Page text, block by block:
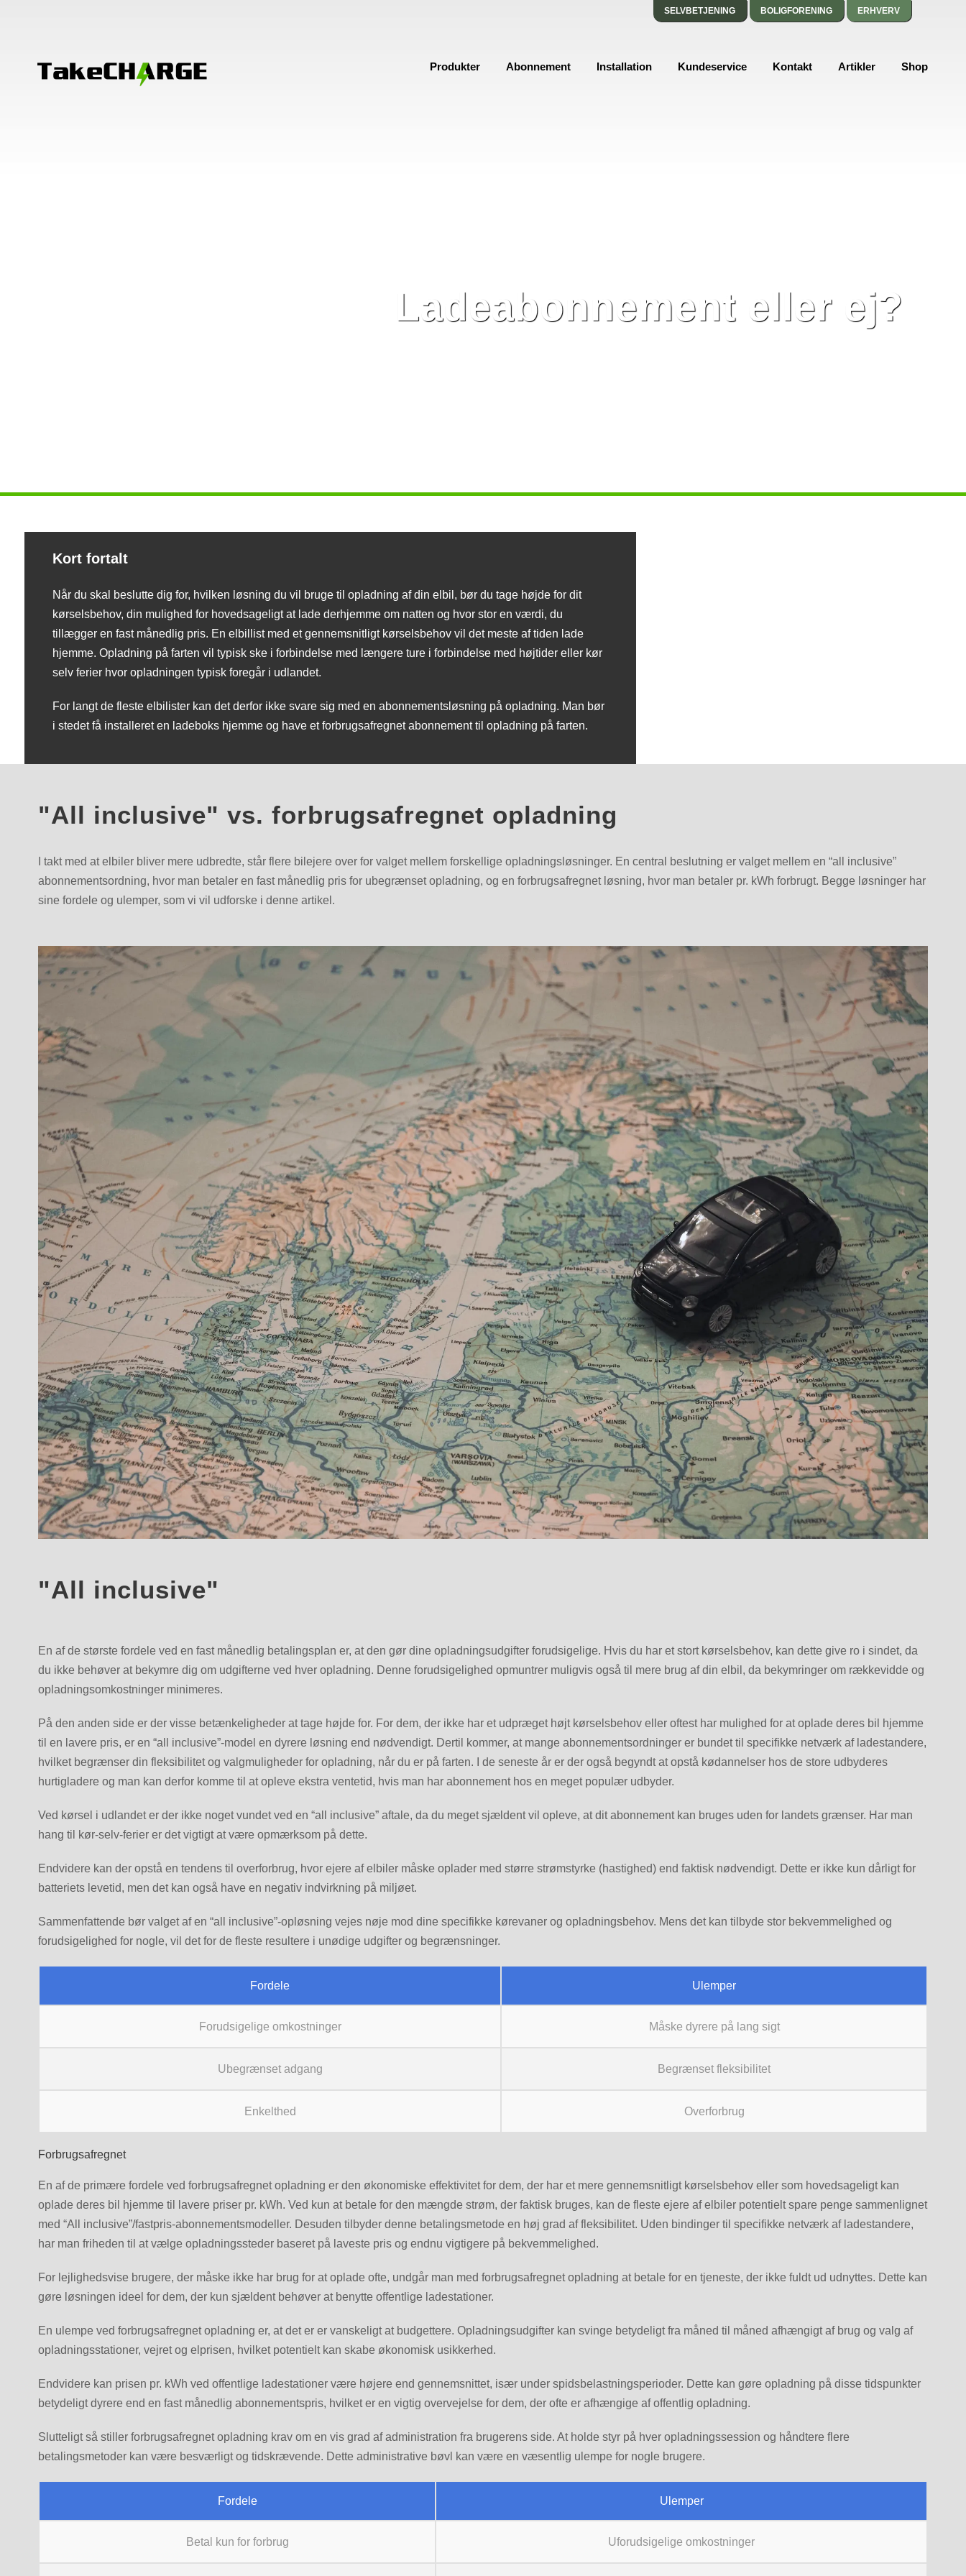
SELVBETJENING BOLIGFORENING ERHVERV
Produkter Abonnement Installation Kundeservice Kontakt Artikler Shop
Ladeabonnement eller ej?
Kort fortalt
Når du skal beslutte dig for, hvilken løsning du vil bruge til opladning af din elbil, bør du tage højde for dit
kørselsbehov, din mulighed for hovedsageligt at lade derhjemme om natten og hvor stor en værdi, du
tillægger en fast månedlig pris. En elbillist med et gennemsnitligt kørselsbehov vil det meste af tiden lade
hjemme. Opladning på farten vil typisk ske i forbindelse med længere ture i forbindelse med højtider eller kør
selv ferier hvor opladningen typisk foregår i udlandet.
For langt de fleste elbilister kan det derfor ikke svare sig med en abonnementsløsning på opladning. Man bør
i stedet få installeret en ladeboks hjemme og have et forbrugsafregnet abonnement til opladning på farten.
"All inclusive" vs. forbrugsafregnet opladning
I takt med at elbiler bliver mere udbredte, står flere bilejere over for valget mellem forskellige opladningsløsninger. En central beslutning er valget mellem en “all inclusive”
abonnementsordning, hvor man betaler en fast månedlig pris for ubegrænset opladning, og en forbrugsafregnet løsning, hvor man betaler pr. kWh forbrugt. Begge løsninger har
sine fordele og ulemper, som vi vil udforske i denne artikel.
"All inclusive"
En af de største fordele ved en fast månedlig betalingsplan er, at den gør dine opladningsudgifter forudsigelige. Hvis du har et stort kørselsbehov, kan dette give ro i sindet, da
du ikke behøver at bekymre dig om udgifterne ved hver opladning. Denne forudsigelighed opmuntrer muligvis også til mere brug af din elbil, da bekymringer om rækkevidde og
opladningsomkostninger minimeres.
På den anden side er der visse betænkeligheder at tage højde for. For dem, der ikke har et udpræget højt kørselsbehov eller oftest har mulighed for at oplade deres bil hjemme
til en lavere pris, er en “all inclusive”-model en dyrere løsning end nødvendigt. Dertil kommer, at mange abonnementsordninger er bundet til specifikke netværk af ladestandere,
hvilket begrænser din fleksibilitet og valgmuligheder for opladning, når du er på farten. I de seneste år er der også begyndt at opstå kødannelser hos de store udbyderes
hurtigladere og man kan derfor komme til at opleve ekstra ventetid, hvis man har abonnement hos en meget populær udbyder.
Ved kørsel i udlandet er der ikke noget vundet ved en “all inclusive” aftale, da du meget sjældent vil opleve, at dit abonnement kan bruges uden for landets grænser. Har man
hang til kør-selv-ferier er det vigtigt at være opmærksom på dette.
Endvidere kan der opstå en tendens til overforbrug, hvor ejere af elbiler måske oplader med større strømstyrke (hastighed) end faktisk nødvendigt. Dette er ikke kun dårligt for
batteriets levetid, men det kan også have en negativ indvirkning på miljøet.
Sammenfattende bør valget af en “all inclusive”-opløsning vejes nøje mod dine specifikke kørevaner og opladningsbehov. Mens det kan tilbyde stor bekvemmelighed og
forudsigelighed for nogle, vil det for de fleste resultere i unødige udgifter og begrænsninger.
Fordele Ulemper
Forudsigelige omkostninger Måske dyrere på lang sigt
Ubegrænset adgang Begrænset fleksibilitet
Enkelthed Overforbrug
Forbrugsafregnet
En af de primære fordele ved forbrugsafregnet opladning er den økonomiske effektivitet for dem, der har et mere gennemsnitligt kørselsbehov eller som hovedsageligt kan
oplade deres bil hjemme til lavere priser pr. kWh. Ved kun at betale for den mængde strøm, der faktisk bruges, kan de fleste ejere af elbiler potentielt spare penge sammenlignet
med “All inclusive”/fastpris-abonnementsmodeller. Desuden tilbyder denne betalingsmetode en høj grad af fleksibilitet. Uden bindinger til specifikke netværk af ladestandere,
har man friheden til at vælge opladningssteder baseret på laveste pris og endnu vigtigere på bekvemmelighed.
For lejlighedsvise brugere, der måske ikke har brug for at oplade ofte, undgår man med forbrugsafregnet opladning at betale for en tjeneste, der ikke fuldt ud udnyttes. Dette kan
gøre løsningen ideel for dem, der kun sjældent behøver at benytte offentlige ladestationer.
En ulempe ved forbrugsafregnet opladning er, at det er er vanskeligt at budgettere. Opladningsudgifter kan svinge betydeligt fra måned til måned afhængigt af brug og valg af
opladningsstationer, vejret og elprisen, hvilket potentielt kan skabe økonomisk usikkerhed.
Endvidere kan prisen pr. kWh ved offentlige ladestationer være højere end gennemsnittet, især under spidsbelastningsperioder. Dette kan gøre opladning på disse tidspunkter
betydeligt dyrere end en fast månedlig abonnementspris, hvilket er en vigtig overvejelse for dem, der ofte er afhængige af offentlig opladning.
Slutteligt så stiller forbrugsafregnet opladning krav om en vis grad af administration fra brugerens side. At holde styr på hver opladningssession og håndtere flere
betalingsmetoder kan være besværligt og tidskrævende. Dette administrative bøvl kan være en væsentlig ulempe for nogle brugere.
Fordele Ulemper
Betal kun for forbrug Uforudsigelige omkostninger